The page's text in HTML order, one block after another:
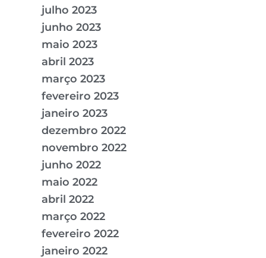
julho 2023
junho 2023
maio 2023
abril 2023
março 2023
fevereiro 2023
janeiro 2023
dezembro 2022
novembro 2022
junho 2022
maio 2022
abril 2022
março 2022
fevereiro 2022
janeiro 2022